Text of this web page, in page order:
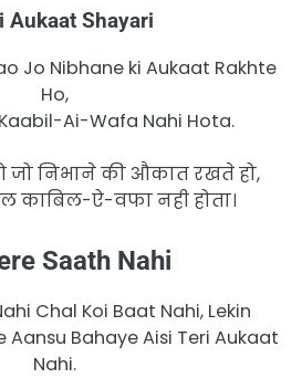
Aukaat Shayari
Jo Nibhane ki Aukaat Rakhte
Ho,
Kaabil-Ai-Wafa Nahi Hota.
जो निभाने की औकात रखते हो,
काबिल-ऐ-वफा नही होता।
Saath Nahi
Chal Koi Baat Nahi, Lekin
Aansu Bahaye Aisi Teri Aukaat
Nahi.